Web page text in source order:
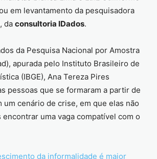
em levantamento da pesquisadora
da consultoria IDados.
da Pesquisa Nacional por Amostra
apurada pelo Instituto Brasileiro de
(IBGE), Ana Tereza Pires
pessoas que se formaram a partir de
um cenário de crise, em que elas não
uma vaga compatível com o
da informalidade é maior